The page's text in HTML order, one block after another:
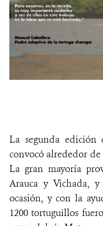
La segunda edición
convocó alrededor
La gran mayoría
Arauca y Vichada,
ocasión, y con la
1200 tortuguillos